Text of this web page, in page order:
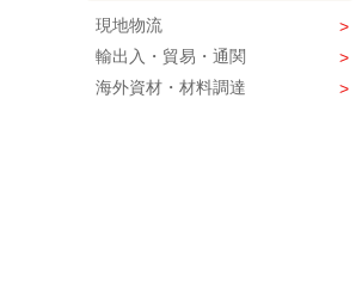
現地物流
輸出入・貿易・通関
海外資材・材料調達